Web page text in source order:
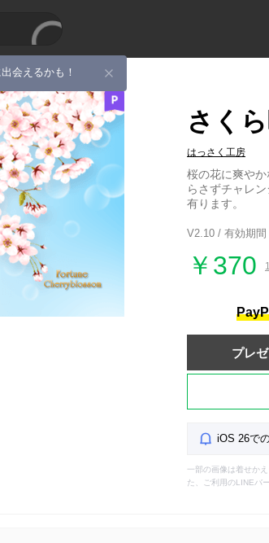
会えるかも！
さく
はっさく工房
桜の花に爽や
らさずチャレ
有ります。
V2.10 / 有効期間
￥370
プレ
iOS 26で
一部の画像は着せか
た、ご利用のLINEバ